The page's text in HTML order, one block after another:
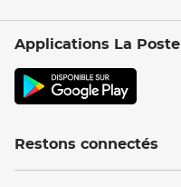
Applications La Poste
Restons connectés